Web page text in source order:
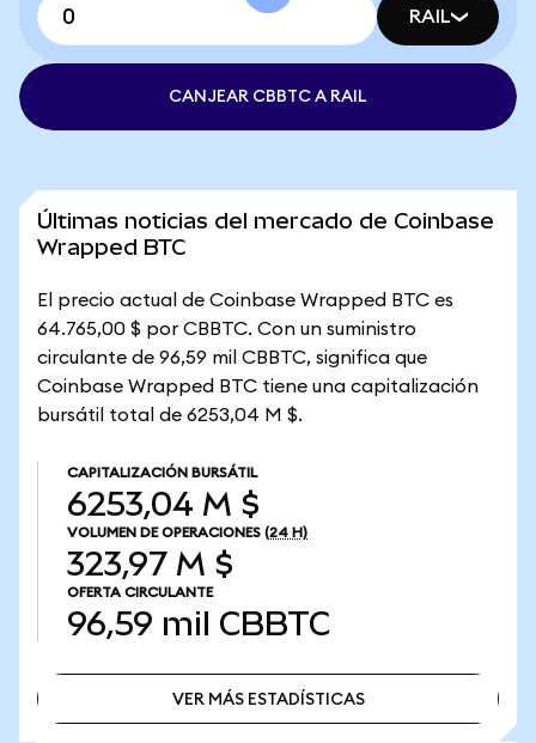
RAIL
CANJEAR CBBTC A RAIL
Últimas noticias del mercado de Coinbase
Wrapped BTC
El precio actual de Coinbase Wrapped BTC es
64.765,00 $ por CBBTC. Con un suministro
circulante de 96,59 mil CBBTC, significa que
Coinbase Wrapped BTC tiene una capitalización
bursátil total de 6253,04 M $.
CAPITALIZACIÓN BURSÁTIL
6253,04 M $
VOLUMEN DE OPERACIONES (24 H)
323,97 M $
OFERTA CIRCULANTE
96,59 mil CBBTC
VER MÁS ESTADÍSTICAS